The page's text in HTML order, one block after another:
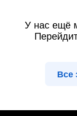
У нас ещё
Все